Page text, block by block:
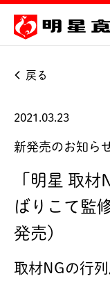
戻る
2021.03.23
新発売のお知ら
「明星 取
ばりこて監
発売)
取材NGの行